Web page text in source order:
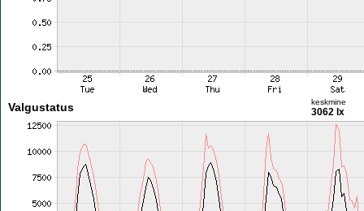
Valgustatus keskmine
3062 lx